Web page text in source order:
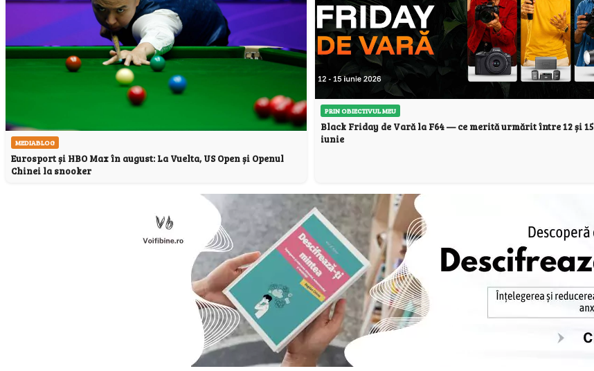
MEDIABLOG
Eurosport și HBO Max în august: La Vuelta, US Open și Openul
Chinei la snooker
PRIN OBIECTIVUL MEU
Black Friday de Vară la F64 — ce merită urmărit între 12 și 15
iunie